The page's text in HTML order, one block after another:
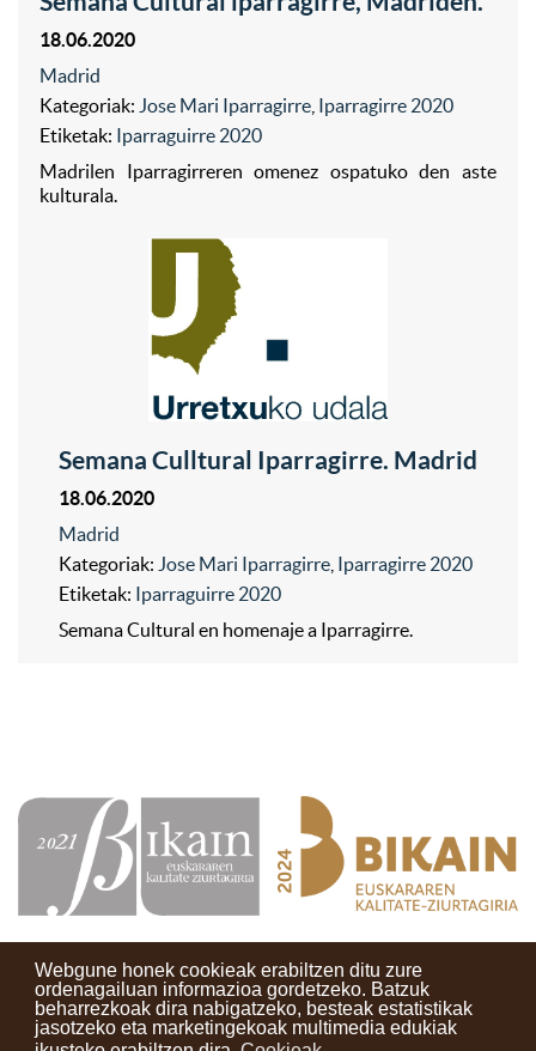
Webgune honek cookieak erabiltzen ditu zure
ordenagailuan informazioa gordetzeko. Batzuk
beharrezkoak dira nabigatzeko, besteak estatistikak
jasotzeko eta marketingekoak multimedia edukiak
18.06.2020
Madrid
Kategoriak: Jose Mari Iparragirre Iparragirre 2020
Etiketak: Iparraguirre 2020
Madrilen Iparragirreren omenez ospatuko den aste
kulturala.
Semana Culltural Iparragirre. Madrid
18.06.2020
Madrid
Kategoriak: Jose Mari Iparragirre
Iparragirre 2020
Etiketak: Iparraguirre 2020
Semana Cultural en homenaje a Iparragirre.
Kontaktuak Erabilera baldintzak Lege oharra Berriak